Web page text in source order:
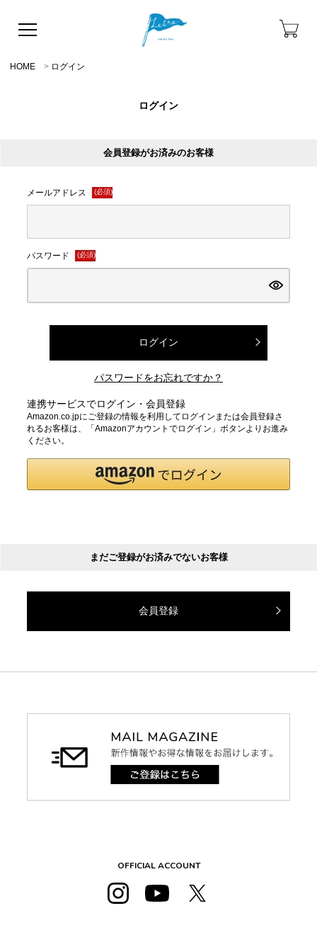
HOME ログイン
ログイン
会員登録がお済みのお客様
メールアドレス (必須)
パスワード (必須)
ログイン
パスワードをお忘れですか？
連携サービスでログイン・会員登録
Amazon.co.jpにご登録の情報を利用してログインまたは会員登録さ
れるお客様は、「Amazonアカウントでログイン」ボタンよりお進み
ください。
まだご登録がお済みでないお客様
会員登録
OFFICIAL ACCOUNT